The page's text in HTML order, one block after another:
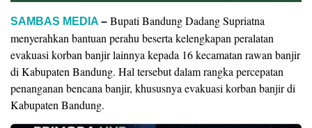
SAMBAS MEDIA – Bupati Bandung Dadang Supriatna
menyerahkan bantuan perahu beserta kelengkapan peralatan
evakuasi korban banjir lainnya kepada 16 kecamatan rawan banjir
di Kabupaten Bandung. Hal tersebut dalam rangka percepatan
penanganan bencana banjir, khususnya evakuasi korban banjir di
Kabupaten Bandung.